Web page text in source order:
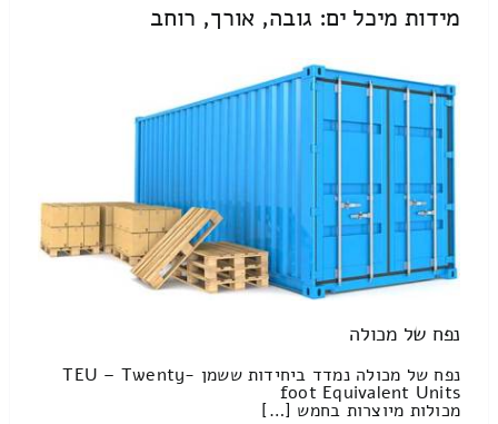
מידות מיכל ים: גובה, אורך, רוחב
נפח של מכולה
נפח של מכולה נמדד ביחידות ששמן TEU – Twenty-
foot Equivalent Units
מכולות מיוצרות בחמש […]